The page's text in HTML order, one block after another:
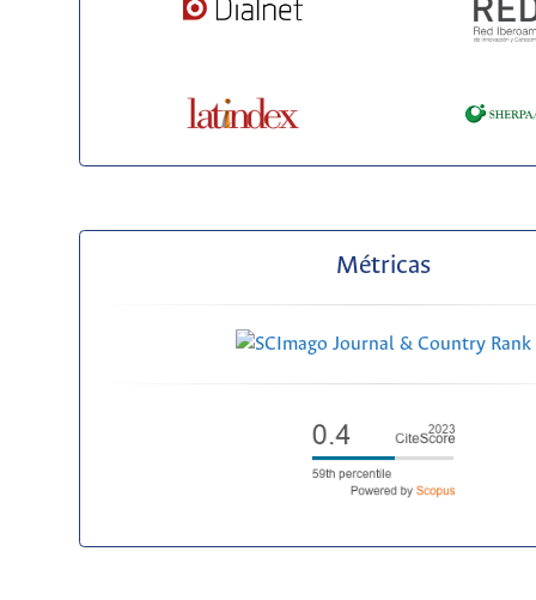
Métricas